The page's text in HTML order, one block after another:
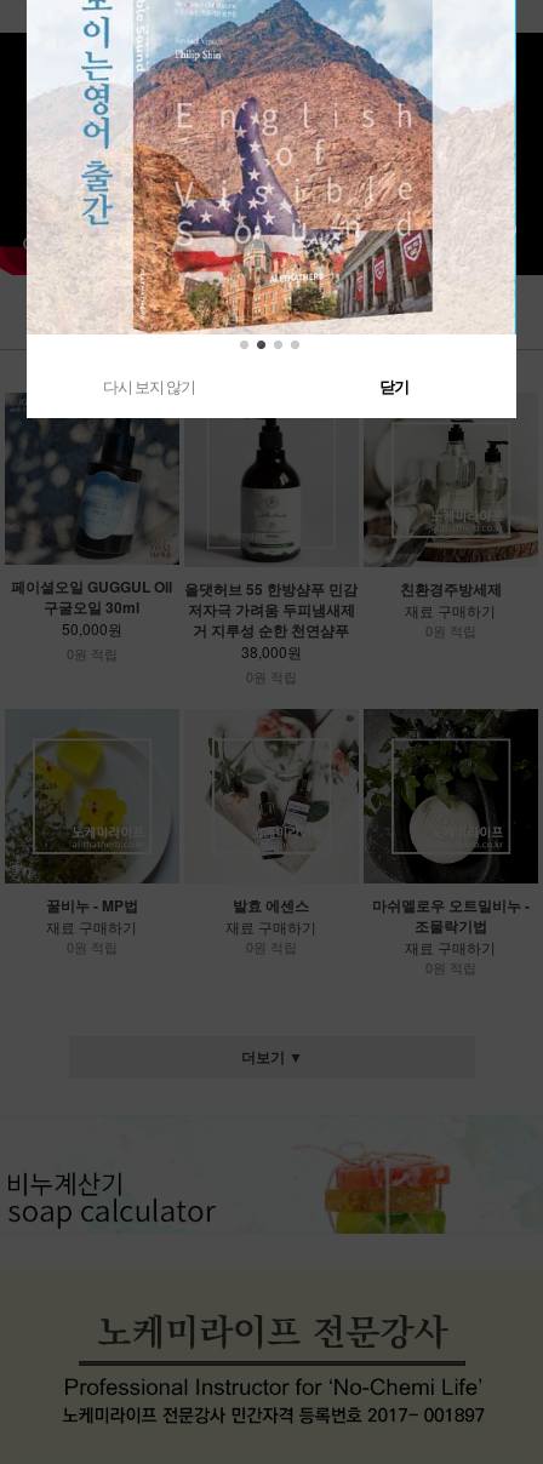
페이셜오일 GUGGUL Oil
구굴오일 30ml
50,000원
0원 적립
올댓허브 55 한방샴푸 민감
저자극 가려움 두피냄새제
거 지루성 순한 천연샴푸
38,000원
0원 적립
친환경주방세제
재료 구매하기
0원 적립
꿀비누 - MP법
재료 구매하기
0원 적립
발효 에센스
재료 구매하기
0원 적립
마쉬멜로우 오트밀비누 -
조물락기법
재료 구매하기
0원 적립
더보기 ▼
다시 보지 않기 닫기